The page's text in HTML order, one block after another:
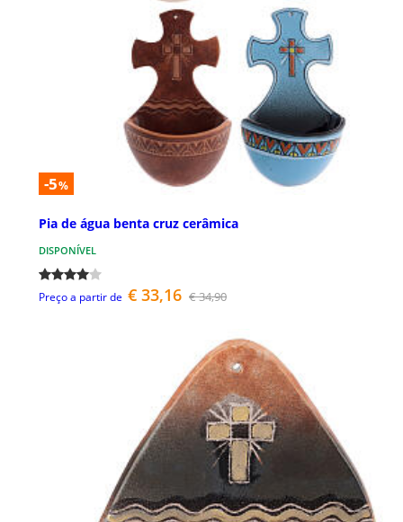
-5%
Pia de água benta cruz cerâmica
DISPONÍVEL
Preço a partir de € 33,16 € 34,90